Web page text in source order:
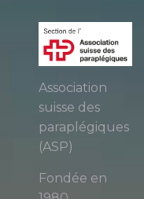
Association
suisse des
paraplégiques
(ASP)
Fondée en